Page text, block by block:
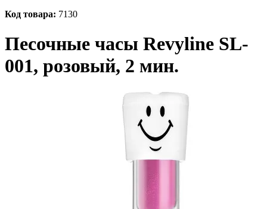
Код товара: 7130
Песочные часы Revyline SL-
001, розовый, 2 мин.